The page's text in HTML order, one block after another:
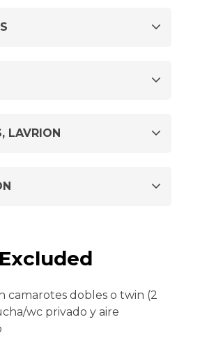
LAVRION
camarotes dobles o twin (2
wc privado y aire